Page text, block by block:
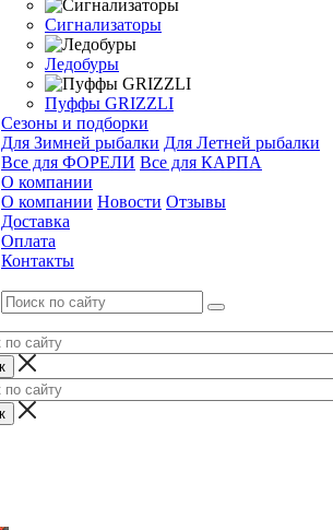
Сигнализаторы
Ледобуры
Пуффы GRIZZLI
Сезоны и подборки
Для Зимней рыбалки Для Летней рыбалки
Все для ФОРЕЛИ Все для КАРПА
О компании
О компании Новости Отзывы
Доставка
Оплата
Контакты